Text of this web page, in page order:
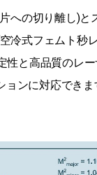
への切り離し)と
冷式フェムト秒
と高品質のレ
ンに対応できま